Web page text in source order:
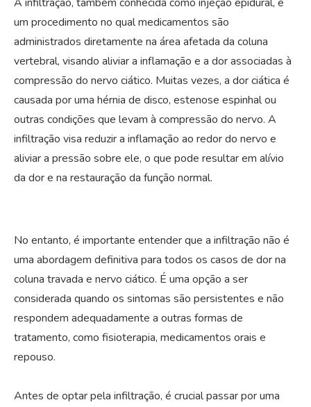
um procedimento no qual medicamentos são
administrados diretamente na área afetada da coluna
vertebral, visando aliviar a inflamação e a dor associadas à
compressão do nervo ciático. Muitas vezes, a dor ciática é
causada por uma hérnia de disco, estenose espinhal ou
outras condições que levam à compressão do nervo. A
infiltração visa reduzir a inflamação ao redor do nervo e
aliviar a pressão sobre ele, o que pode resultar em alívio
da dor e na restauração da função normal.
No entanto, é importante entender que a infiltração não é
uma abordagem definitiva para todos os casos de dor na
coluna travada e nervo ciático. É uma opção a ser
considerada quando os sintomas são persistentes e não
respondem adequadamente a outras formas de
tratamento, como fisioterapia, medicamentos orais e
repouso.
Antes de optar pela infiltração, é crucial passar por uma